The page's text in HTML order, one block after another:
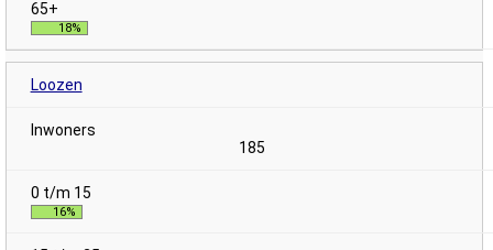
18%
Loozen
185
16%